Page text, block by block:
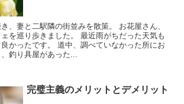
、妻と二駅隣の街並みを散策。 お花屋さん、
を巡り歩きました。 最近雨がちだった天気も
かったです。 道中、調べていなかった所にお
釣り具屋があった...
完璧主義のメリットとデメリット